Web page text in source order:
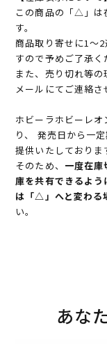
この商品の「△」は
す。
商品取り寄せに1～
すので予めご了承く
また、売り切れ等
メールにてご連絡さ
ホビーラホビーレ
り、 発売日から一
提供いたしておりま
そのため、 一度在
庫を共有できるよ
は「△」へと変わる
い。
あな